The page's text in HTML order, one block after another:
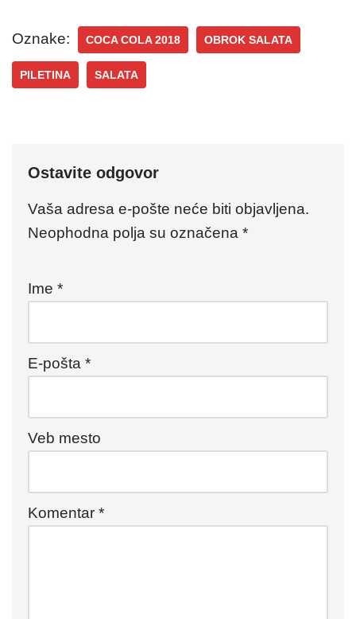
Oznake: COCA COLA 2018 OBROK SALATA
PILETINA SALATA
Ostavite odgovor
Vaša adresa e-pošte neće biti objavljena.
Neophodna polja su označena *
Ime *
E-pošta *
Veb mesto
Komentar *